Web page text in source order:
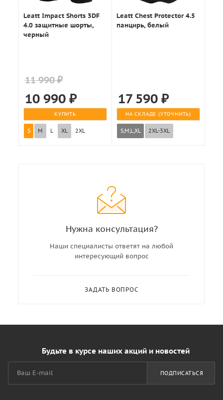
Leatt Impact Shorts 3DF
4.0 защитные шорты,
черный
11 990 ₽
10 990₽
КУПИТЬ
S M L XL 2XL
Leatt Chest Protector 4.5
панцирь, белый
17 590 ₽
НА СКЛАДЕ (УТОЧНИТЬ)
S,M,L,XL 2XL-3XL
Нужна консультация?
Наши специалисты ответят на любой
интересующий вопрос
ЗАДАТЬ ВОПРОС
Будьте в курсе наших акций и новостей
ПОДПИСАТЬСЯ